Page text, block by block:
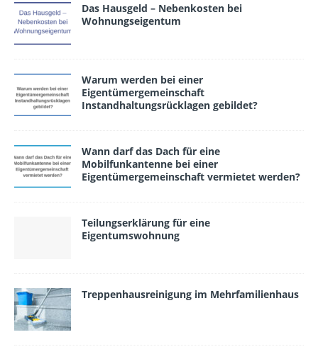
Das Hausgeld – Nebenkosten bei
Wohnungseigentum
Warum werden bei einer
Eigentümergemeinschaft
Instandhaltungsrücklagen gebildet?
Wann darf das Dach für eine
Mobilfunkantenne bei einer
Eigentümergemeinschaft vermietet werden?
Teilungserklärung für eine
Eigentumswohnung
Treppenhausreinigung im Mehrfamilienhaus